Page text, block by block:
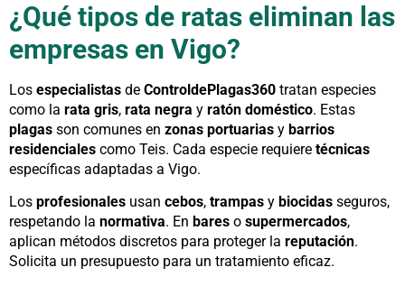
¿Qué tipos de ratas eliminan las
empresas en Vigo?
Los especialistas de ControldePlagas360 tratan especies
como la rata gris, rata negra y ratón doméstico. Estas
plagas son comunes en zonas portuarias y barrios
residenciales como Teis. Cada especie requiere técnicas
específicas adaptadas a Vigo.
Los profesionales usan cebos, trampas y biocidas seguros,
respetando la normativa. En bares o supermercados,
aplican métodos discretos para proteger la reputación.
Solicita un presupuesto para un tratamiento eficaz.